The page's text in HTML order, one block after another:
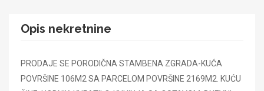
Opis nekretnine
PRODAJE SE PORODIČNA STAMBENA ZGRADA-KUĆA
POVRŠINE 106M2 SA PARCELOM POVRŠINE 2169M2. KUĆU